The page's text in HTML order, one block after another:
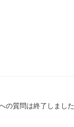
の質問は終了しました